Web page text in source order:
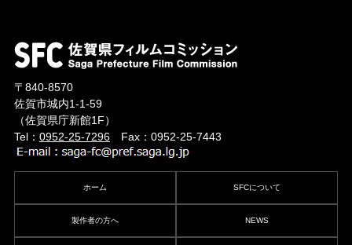
〒840-8570
佐賀市城内1-1-59
（佐賀県庁新館1F）
Tel： 0952-25-7296Fax：0952-25-7443
ホーム SFCについて
製作者の方へ NEWS